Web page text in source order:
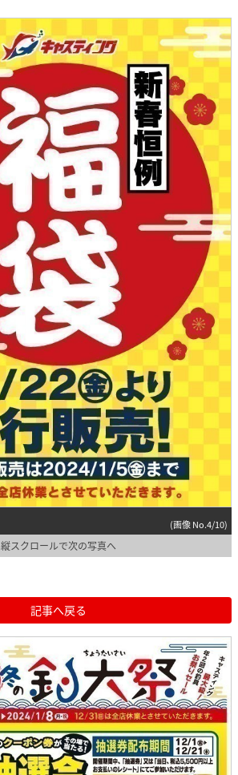
(画像 No.4/10)
縦スクロールで次の写真へ
記事へ戻る